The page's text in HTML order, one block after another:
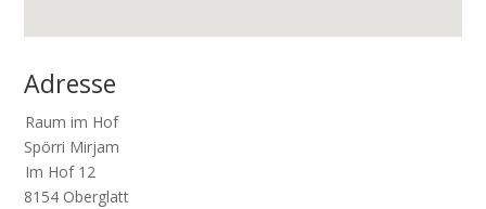
Adresse
Raum im Hof
Spörri Mirjam
Im Hof 12
8154 Oberglatt